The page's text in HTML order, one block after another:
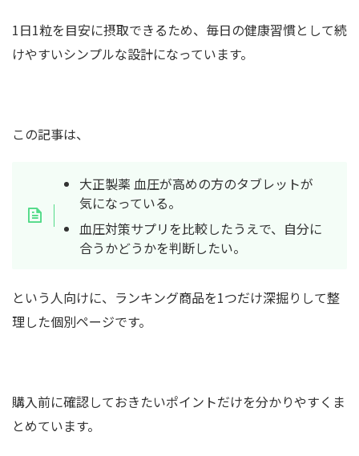
1日1粒を目安に摂取できるため、毎日の健康習慣として続
けやすいシンプルな設計になっています。
この記事は、
大正製薬 血圧が高めの方のタブレットが
気になっている。
血圧対策サプリを比較したうえで、自分に
合うかどうかを判断したい。
という人向けに、ランキング商品を1つだけ深掘りして整
理した個別ページです。
購入前に確認しておきたいポイントだけを分かりやすくま
とめています。